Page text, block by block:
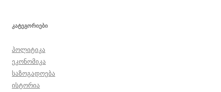
ᲙᲐᲢᲔᲒᲝᲠᲘᲔᲑᲘ
პოლიტიკა
ეკონომიკა
საზოგადოება
ისტორია